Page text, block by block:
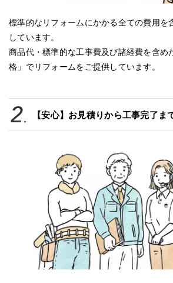
標準的なリフォームにかかる全ての費用を
しています。
商品代・標準的な工事費及び諸経費を含め
格」でリフォームをご提供しています。
【安心】お見積りから工事完了ま